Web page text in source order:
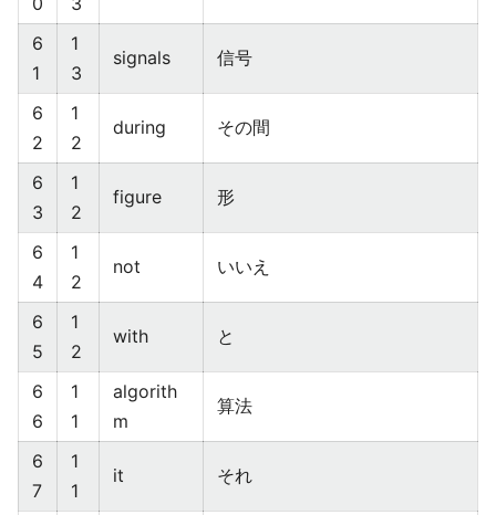
6
1
1
3
signals 信号
6
2
1
2
during その間
6
3
1
2
figure 形
6
4
1
2
not いいえ
6
5
1
2
with と
6
6
1
1
algorith
m
算法
6
7
1
1
it それ